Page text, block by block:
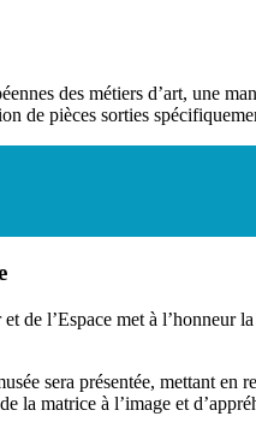
des métiers d’art, une
de pièces sorties
de l’Espace met à
sera présentée, mettant
la matrice à l’image et